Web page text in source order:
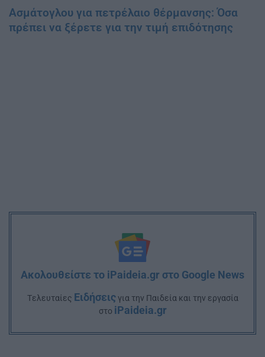
Ασμάτογλου για πετρέλαιο θέρμανσης: Όσα
πρέπει να ξέρετε για την τιμή επιδότησης
Ακολουθείστε το iPaideia.gr στο Google News
Tελευταίες Ειδήσειςγια την Παιδεία και την εργασία
στο iPaideia.gr